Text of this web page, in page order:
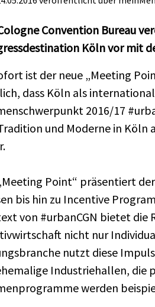
Convention Bureau
Köln vor mit
ist der neue „Meeting
dass Köln als
2016/17
und Moderne in Köln
Point“ präsentiert
bis hin zu Incentive
von #urbanCGN bietet
nicht nur
nutzt diese
Industriehallen, die
werden